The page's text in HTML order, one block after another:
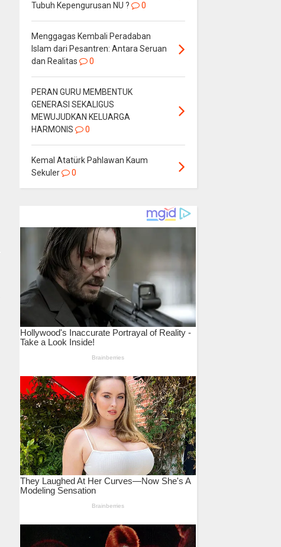
Tubuh Kepengurusan NU ?
0
Menggagas Kembali Peradaban
Islam dari Pesantren: Antara Seruan
dan Realitas
0
PERAN GURU MEMBENTUK
GENERASI SEKALIGUS
MEWUJUDKAN KELUARGA
HARMONIS
0
Kemal Atatürk Pahlawan Kaum
Sekuler
0